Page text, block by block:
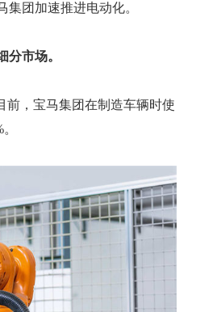
团加速推进电动化。
分市场。
前，宝马集团在制造车辆时使